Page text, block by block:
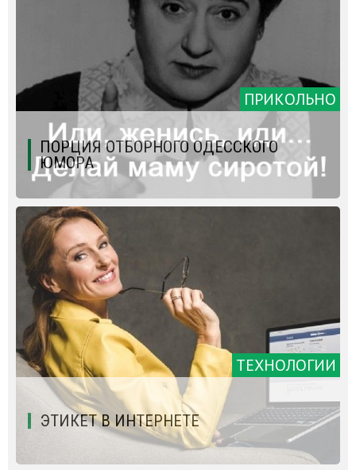
ПРИКОЛЬНО
ПОРЦИЯ ОТБОРНОГО ОДЕССКОГО
ЮМОРА
ТЕХНОЛОГИИ
ЭТИКЕТ В ИНТЕРНЕТЕ